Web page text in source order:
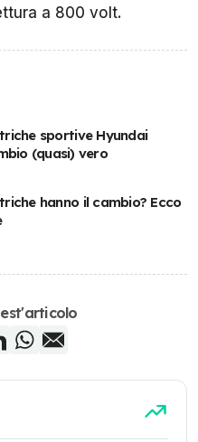
a 800 volt.
sportive Hyundai
(quasi) vero
hanno il cambio? Ecco